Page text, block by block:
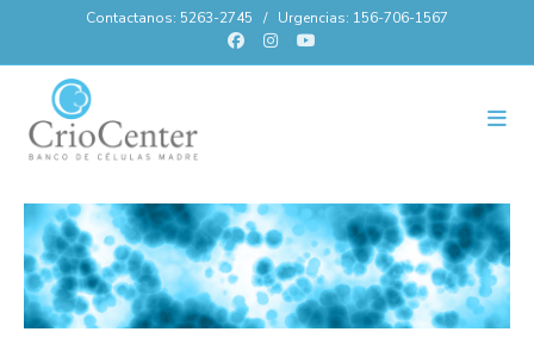
Contactanos: 5263-2745 / Urgencias: 156-706-1567